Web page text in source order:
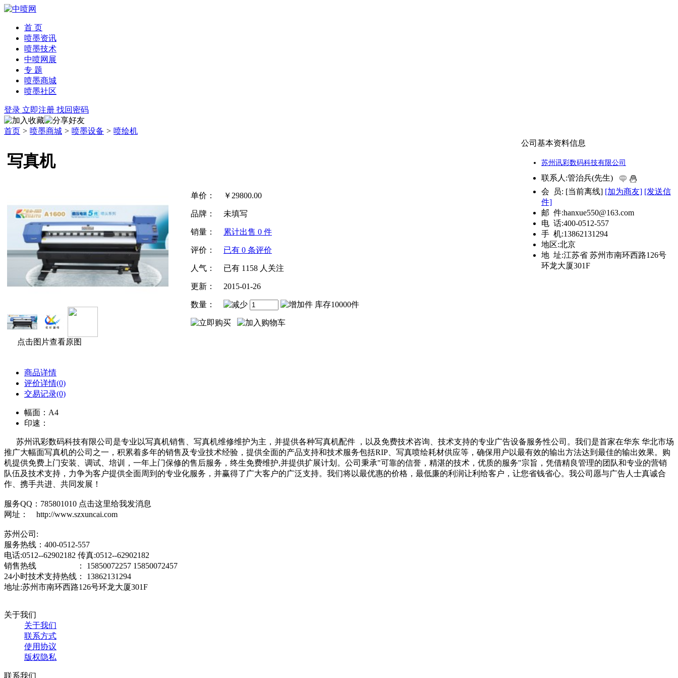
首 页
喷墨资讯
喷墨技术
中喷网展
专 题
喷墨商城
喷墨社区
登录 立即注册 找回密码
首页 > 喷墨商城 > 喷墨设备 > 喷绘机
写真机
点击图片查看原图
单价： ￥ 29800.00
品牌： 未填写
销量： 累计出售 0 件
评价： 已有 0 条评价
人气： 已有 1158 人关注
更新： 2015-01-26
数量： 件 库存10000件
公司基本资料信息
苏州讯彩数码科技有限公司
联系人:管治兵(先生)
会 员: [当前离线] [加为商友] [发送信
件]
邮 件:hanxue550@163.com
电 话:400-0512-557
手 机:13862131294
地区:北京
地 址:江苏省 苏州市南环西路126号
环龙大厦301F
商品详情
评价详情(0)
交易记录(0)
幅面：A4
印速：
苏州讯彩数码科技有限公司是专业以写真机销售、写真机维修维护为主，并提供各种写真机配件 ，以及免费技术咨询、技术支持的专业广告设备服务性公司。我们是首家在华东 华北市场
推广大幅面写真机的公司之一，积累着多年的销售及专业技术经验，提供全面的产品支持和技术服务包括RIP、写真喷绘耗材供应等，确保用户以最有效的输出方法达到最佳的输出效果。购
机提供免费上门安装、调试、培训，一年上门保修的售后服务，终生免费维护,并提供扩展计划。公司秉承"可靠的信誉，精湛的技术，优质的服务"宗旨，凭借精良管理的团队和专业的营销
队伍及技术支持，力争为客户提供全面周到的专业化服务，并赢得了广大客户的广泛支持。我们将以最优惠的价格，最低廉的利润让利给客户，让您省钱省心。我公司愿与广告人士真诚合
作、携手共进、共同发展！
服务QQ：785801010 点击这里给我发消息
网址： http://www.szxuncai.com
苏州公司:
服务热线：400-0512-557
电话:0512--62902182 传真:0512--62902182
销售热线 ： 15850072257 15850072457
24小时技术支持热线： 13862131294
地址:苏州市南环西路126号环龙大厦301F
关于我们
关于我们
联系方式
使用协议
版权隐私
联系我们